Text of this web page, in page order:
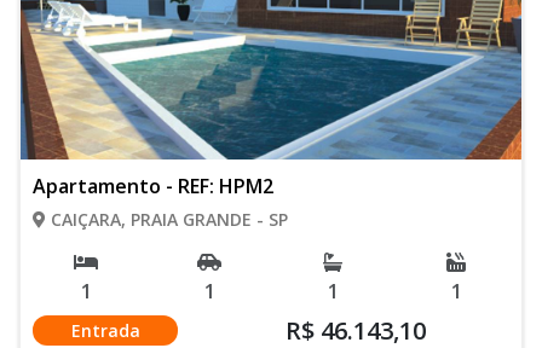
Apartamento - REF: HPM2
CAIÇARA, PRAIA GRANDE - SP
1 1 1 1
Entrada R$ 46.143,10